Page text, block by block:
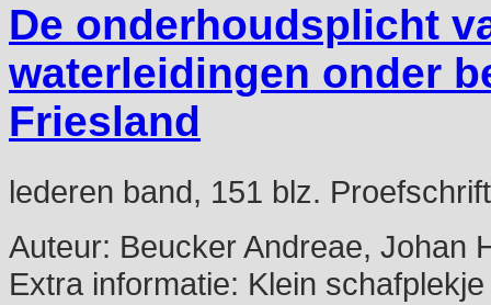
De onderhoudsplicht
waterleidingen onder
Friesland
lederen band, 151 blz.
Auteur: Beucker Andreae, Johan
Extra informatie: Klein